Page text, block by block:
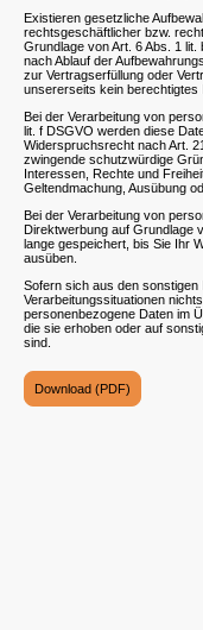
Existieren gesetzliche
rechtsgeschäftlicher bzw.
Grundlage von Art. 6 Abs. 1
nach Ablauf der
zur Vertragserfüllung oder
unsererseits kein berechtigtes
Bei der Verarbeitung von
lit. f DSGVO werden diese
Widerspruchsrecht nach Art.
zwingende schutzwürdige
Interessen, Rechte und
Geltendmachung, Ausübung
Bei der Verarbeitung von
Direktwerbung auf Grundlage
lange gespeichert, bis Sie Ihr
ausüben.
Sofern sich aus den
Verarbeitungssituationen
personenbezogene Daten im
die sie erhoben oder auf
sind.
Download (PDF)